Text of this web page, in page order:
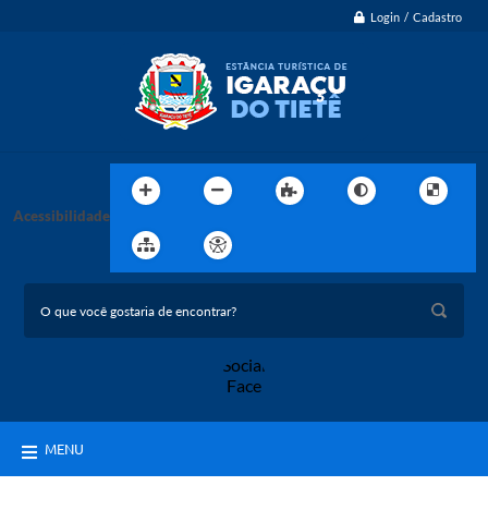
Login / Cadastro
Acessibilidade
MENU